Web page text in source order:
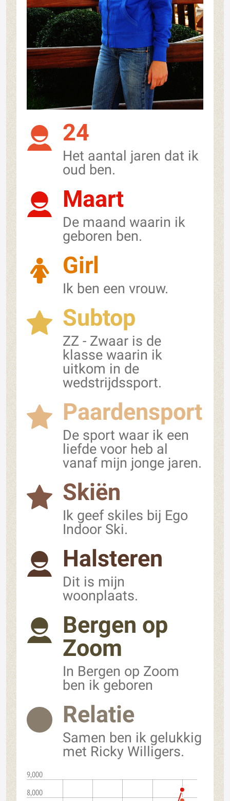
24
Het aantal jaren dat ik
oud ben.
Maart
De maand waarin ik
geboren ben.
Girl
Ik ben een vrouw.
Subtop
ZZ - Zwaar is de
klasse waarin ik
uitkom in de
wedstrijdssport.
Paardensport
De sport waar ik een
liefde voor heb al
vanaf mijn jonge jaren.
Skiën
Ik geef skiles bij Ego
Indoor Ski.
Halsteren
Dit is mijn
woonplaats.
Bergen op
Zoom
In Bergen op Zoom
ben ik geboren
Relatie
Samen ben ik gelukkig
met Ricky Willigers.
8,000
9,000